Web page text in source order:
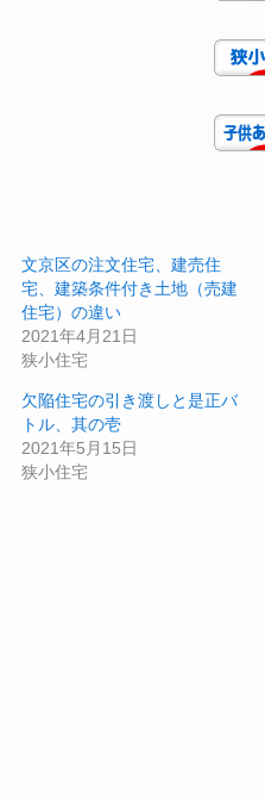
文京区の注文住宅、建売住
宅、建築条件付き土地（売建
住宅）の違い
2021年4月21日
狭小住宅
欠陥住宅の引き渡しと是正バ
トル、其の壱
2021年5月15日
狭小住宅